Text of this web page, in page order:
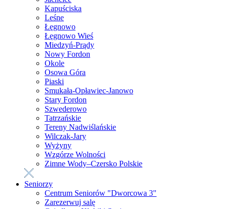
Kapuściska
Leśne
Łęgnowo
Łęgnowo Wieś
Miedzyń-Prądy
Nowy Fordon
Okole
Osowa Góra
Piaski
Smukała-Opławiec-Janowo
Stary Fordon
Szwederowo
Tatrzańskie
Tereny Nadwiślańskie
Wilczak-Jary
Wyżyny
Wzgórze Wolności
Zimne Wody–Czersko Polskie
Seniorzy
Centrum Seniorów "Dworcowa 3"
Zarezerwuj salę